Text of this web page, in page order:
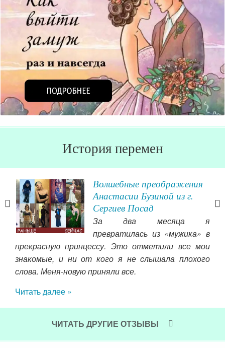
История перемен
Волшебные преображения
Анастасии Бузиной из г.
Сергиев Посад
За два месяца я
превратилась из «мужика» в
прекрасную принцессу. Это отметили все мои
знакомые, и ни от кого я не слышала плохого
слова. Меня-новую приняли все.
Читать далее »
ЧИТАТЬ ДРУГИЕ ОТЗЫВЫ